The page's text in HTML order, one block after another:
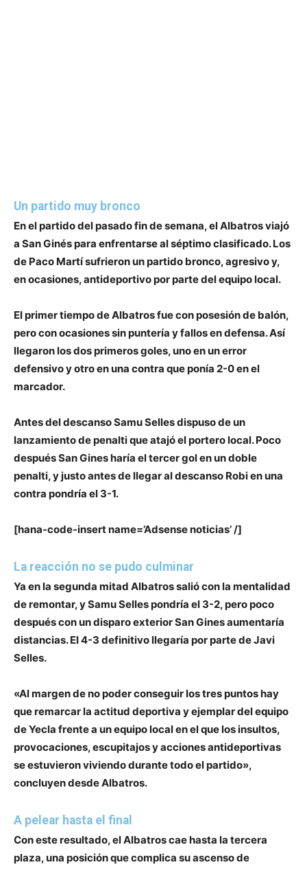
Un partido muy bronco
En el partido del pasado fin de semana,el Albatros viajó
a San Ginés para enfrentarse al séptimo clasificado.Los
de Paco Martí sufrieron un partido bronco, agresivo y,
en ocasiones, antideportivo por parte del equipo local.
El primer tiempo de Albatros fue con posesión de balón,
pero con ocasiones sin puntería y fallos en defensa. Así
llegaron los dos primeros goles, uno en un error
defensivo y otro en una contra que ponía 2-0 en el
marcador.
Antes del descanso Samu Selles dispuso de un
lanzamiento de penalti que atajó el portero local. Poco
después San Gines haría el tercer gol en un doble
penalti, y justo antes de llegar al descanso Robi en una
contra pondría el 3-1.
[hana-code-insert name=’Adsense noticias’ /]
La reacción no se pudo culminar
Ya en la segunda mitad Albatros salió con la mentalidad
de remontar, y Samu Selles pondría el 3-2, pero poco
después con un disparo exterior San Gines aumentaría
distancias.El 4-3 definitivo llegaría por parte de Javi
Selles.
«Al margen de no poder conseguir los tres puntos hay
que remarcar la actitud deportiva y ejemplar del equipo
de Yecla frente a un equipo local en el que los insultos,
provocaciones, escupitajos y acciones antideportivas
se estuvieron viviendo durante todo el partido»,
concluyen desde Albatros.
A pelear hasta el final
Con este resultado, el Albatros cae hasta la tercera
plaza, una posición que complica su ascenso de